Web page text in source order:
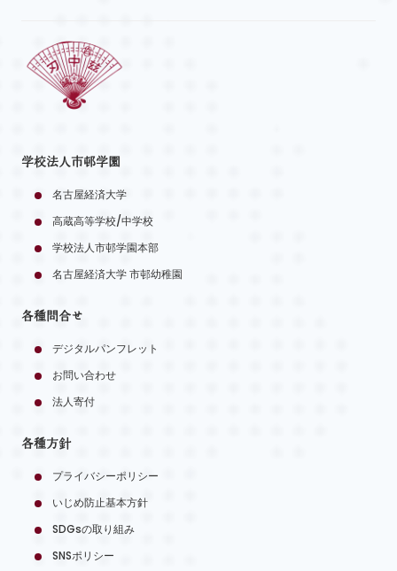
学校法人市邨学園
名古屋経済大学
高蔵高等学校/中学校
学校法人市邨学園本部
名古屋経済大学 市邨幼稚園
各種問合せ
デジタルパンフレット
お問い合わせ
法人寄付
各種方針
プライバシーポリシー
いじめ防止基本方針
SDGsの取り組み
SNSポリシー